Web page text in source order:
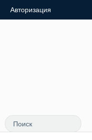
Авторизация